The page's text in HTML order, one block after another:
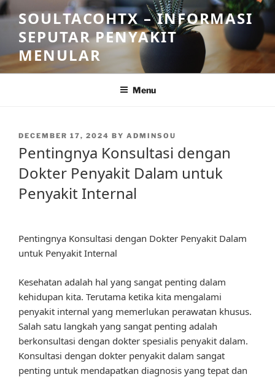
Skip
to
content
SOULTACOHTX – INFORMASI
SEPUTAR PENYAKIT
MENULAR
Menu
POSTED
DECEMBER 17, 2024 BY ADMINSOU
Pentingnya Konsultasi dengan
Dokter Penyakit Dalam untuk
Penyakit Internal
Pentingnya Konsultasi dengan Dokter Penyakit Dalam
untuk Penyakit Internal
Kesehatan adalah hal yang sangat penting dalam
kehidupan kita. Terutama ketika kita mengalami
penyakit internal yang memerlukan perawatan khusus.
Salah satu langkah yang sangat penting adalah
berkonsultasi dengan dokter spesialis penyakit dalam.
Konsultasi dengan dokter penyakit dalam sangat
penting untuk mendapatkan diagnosis yang tepat dan